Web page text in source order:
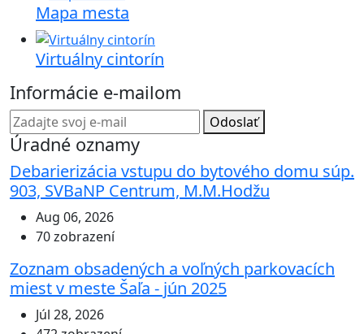
Mapa mesta
Virtuálny cintorín
Informácie e-mailom
Odoslať
Úradné oznamy
Debarierizácia vstupu do bytového domu súp.
903, SVBaNP Centrum, M.M.Hodžu
Aug 06, 2026
70 zobrazení
Zoznam obsadených a voľných parkovacích
miest v meste Šaľa - jún 2025
Júl 28, 2026